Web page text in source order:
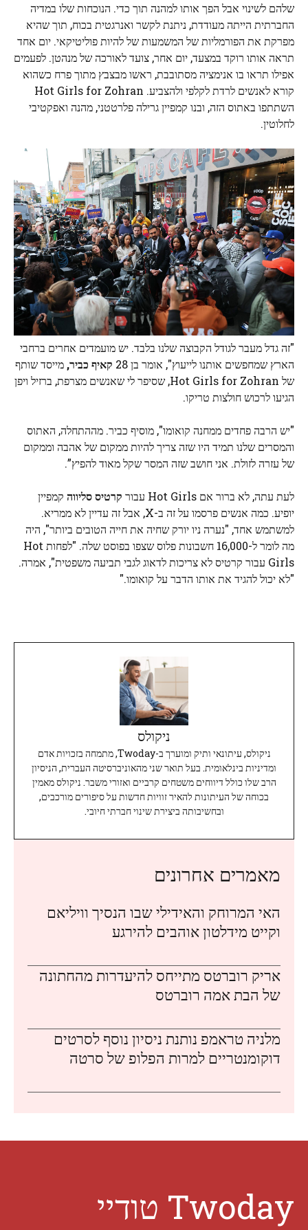
שלהם לשינוי אבל הפך אותו למהנה תוך כדי. הנוכחות שלו במדיה
החברתית הייתה מעודדת, ניתנת לקשר ואנרגטית בכוח, תוך שהיא
מפרקת את הפורמליות של המשמעות של להיות פוליטיקאי. יום אחד
תראה אותו רוקד במצעד, יום אחר, צועד לאורכה של מנהטן. לפעמים
אפילו תראו בו אנימציה מסתובבת, ראשו מבצבץ מתוך פרח כשהוא
קורא לאנשים לרדת לקלפי ולהצביע. Hot Girls for Zohran
השתתפו באתוס הזה, ובנו קמפיין גרילה פלרטטני, מהנה ואפקטיבי
לחלוטין.
"זה גדל מעבר לגודל הקבוצה שלנו בלבד. יש מועמדים אחרים ברחבי
הארץ שמחפשים אותנו לייעוץ", אומר בן 28
קאיף כביר, מייסד שותף
של Hot Girls for Zohran, שסיפר לי שאנשים מצרפת, ברזיל ויפן
הגיעו לרכוש חולצות טריקו.
"יש הרבה פחדים ממחנה קואומו", מוסיף כביר. מההתחלה, האתוס
והמסרים שלנו תמיד היו שזה צריך להיות ממקום של אהבה וממקום
של עזרה לזולת. אני חושב שזה המסר שקל מאוד להפיץ”.
לעת עתה, לא ברור אם Hot Girls עבור קרטיס סליווה קמפיין
יופיע. כמה אנשים פרסמו על זה ב-X, אבל זה עדיין לא ממריא.
למשתמש אחד, "נערה ניו יורק שחיה את חייה הטובים ביותר", היה
מה לומר ל-16,000 חשבונות פלוס שצפו בפוסט שלה. "לפחות Hot
Girls עבור קרטיס לא צריכות לדאוג לגבי תביעה משפטית", אמרה.
"לא יכול להגיד את אותו הדבר על קואומו."
ניקולס
ניקולס, עיתונאי ותיק ומוערך ב-Twoday, מתמחה בזכויות אדם
ומדיניות בינלאומית. בעל תואר שני מהאוניברסיטה העברית, הניסיון
הרב שלו כולל דיווחים משטחים קרביים ואזורי משבר. ניקולס מאמין
בכוחה של העיתונות להאיר זוויות חדשות על סיפורים מורכבים,
ובחשיבותה ביצירת שינוי חברתי חיובי.
מאמרים אחרונים
האי המרוחק והאידילי שבו הנסיך וויליאם
וקייט מידלטון אוהבים להירגע
אריק רוברטס מתייחס להיעדרות מהחתונה
של הבת אמה רוברטס
מלניה טראמפ נותנת ניסיון נוסף לסרטים
דוקומנטריים למרות הפלופ של סרטה
Twoday טודיי